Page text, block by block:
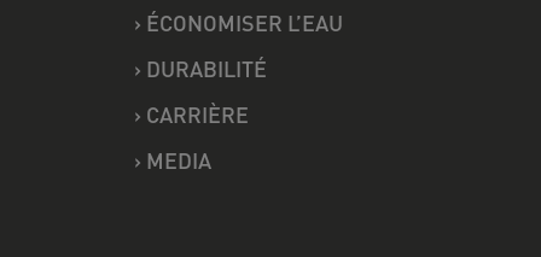
› ÉCONOMISER L’EAU
› DURABILITÉ
› CARRIÈRE
› MEDIA